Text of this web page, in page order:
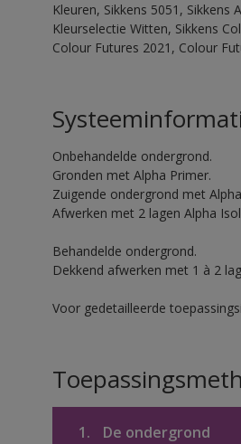
Kleuren, Sikkens 5051, Sikkens
Kleurselectie Witten, Sikkens
Colour Futures 2021, Colour
Onbehandelde ondergrond.
Gronden met Alpha Primer.
Zuigende ondergrond met
Afwerken met 2 lagen Alpha
Behandelde ondergrond.
Dekkend afwerken met 1 à 2
Voor gedetailleerde
1. De ondergrond